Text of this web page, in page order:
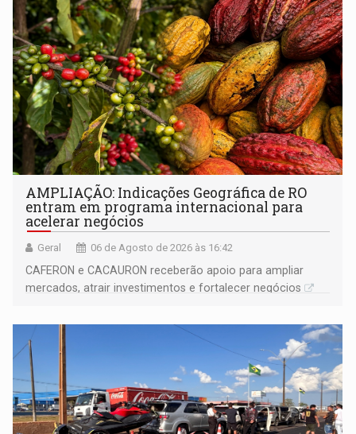
AMPLIAÇÃO: Indicações Geográfica de RO
entram em programa internacional para
acelerar negócios
Geral 06 de Agosto de 2026 às 16:42
CAFERON e CACAURON receberão apoio para ampliar
mercados, atrair investimentos e fortalecer negócios